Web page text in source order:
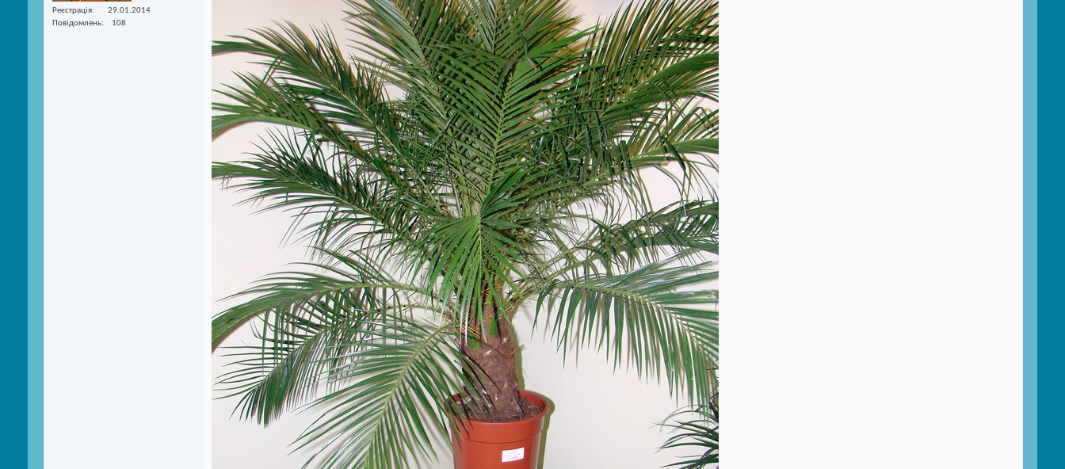
Реєстрація
29.01.2014
Повідомлень
108